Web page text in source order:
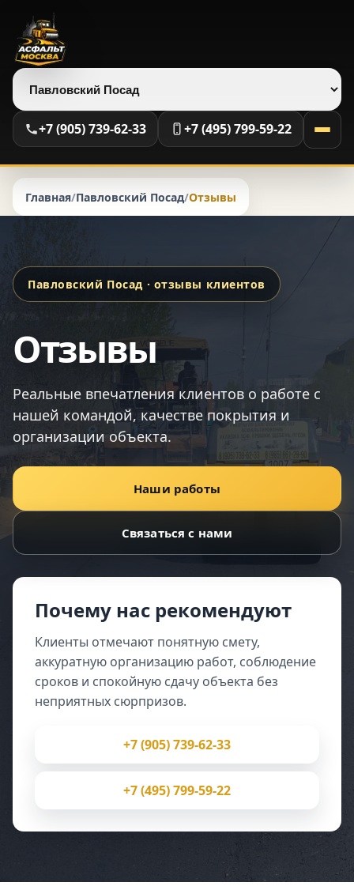
Выберите регион
+7 (905) 739-62-33 +7 (495) 799-59-22
Главная/Павловский Посад/Отзывы
Павловский Посад · отзывы клиентов
Отзывы
Реальные впечатления клиентов о работе с
нашей командой, качестве покрытия и
организации объекта.
Наши работы
Связаться с нами
Почему нас рекомендуют
Клиенты отмечают понятную смету,
аккуратную организацию работ, соблюдение
сроков и спокойную сдачу объекта без
неприятных сюрпризов.
+7 (905) 739-62-33
+7 (495) 799-59-22